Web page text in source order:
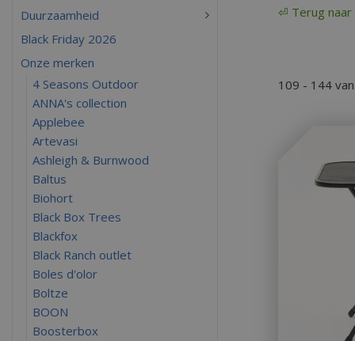
⏎ Terug naar
109 - 144
Duurzaamheid
Black Friday 2026
Onze merken
4 Seasons Outdoor
ANNA's collection
Applebee
Artevasi
Ashleigh & Burnwood
Baltus
Biohort
Black Box Trees
Blackfox
Black Ranch outlet
Boles d'olor
Boltze
BOON
Boosterbox